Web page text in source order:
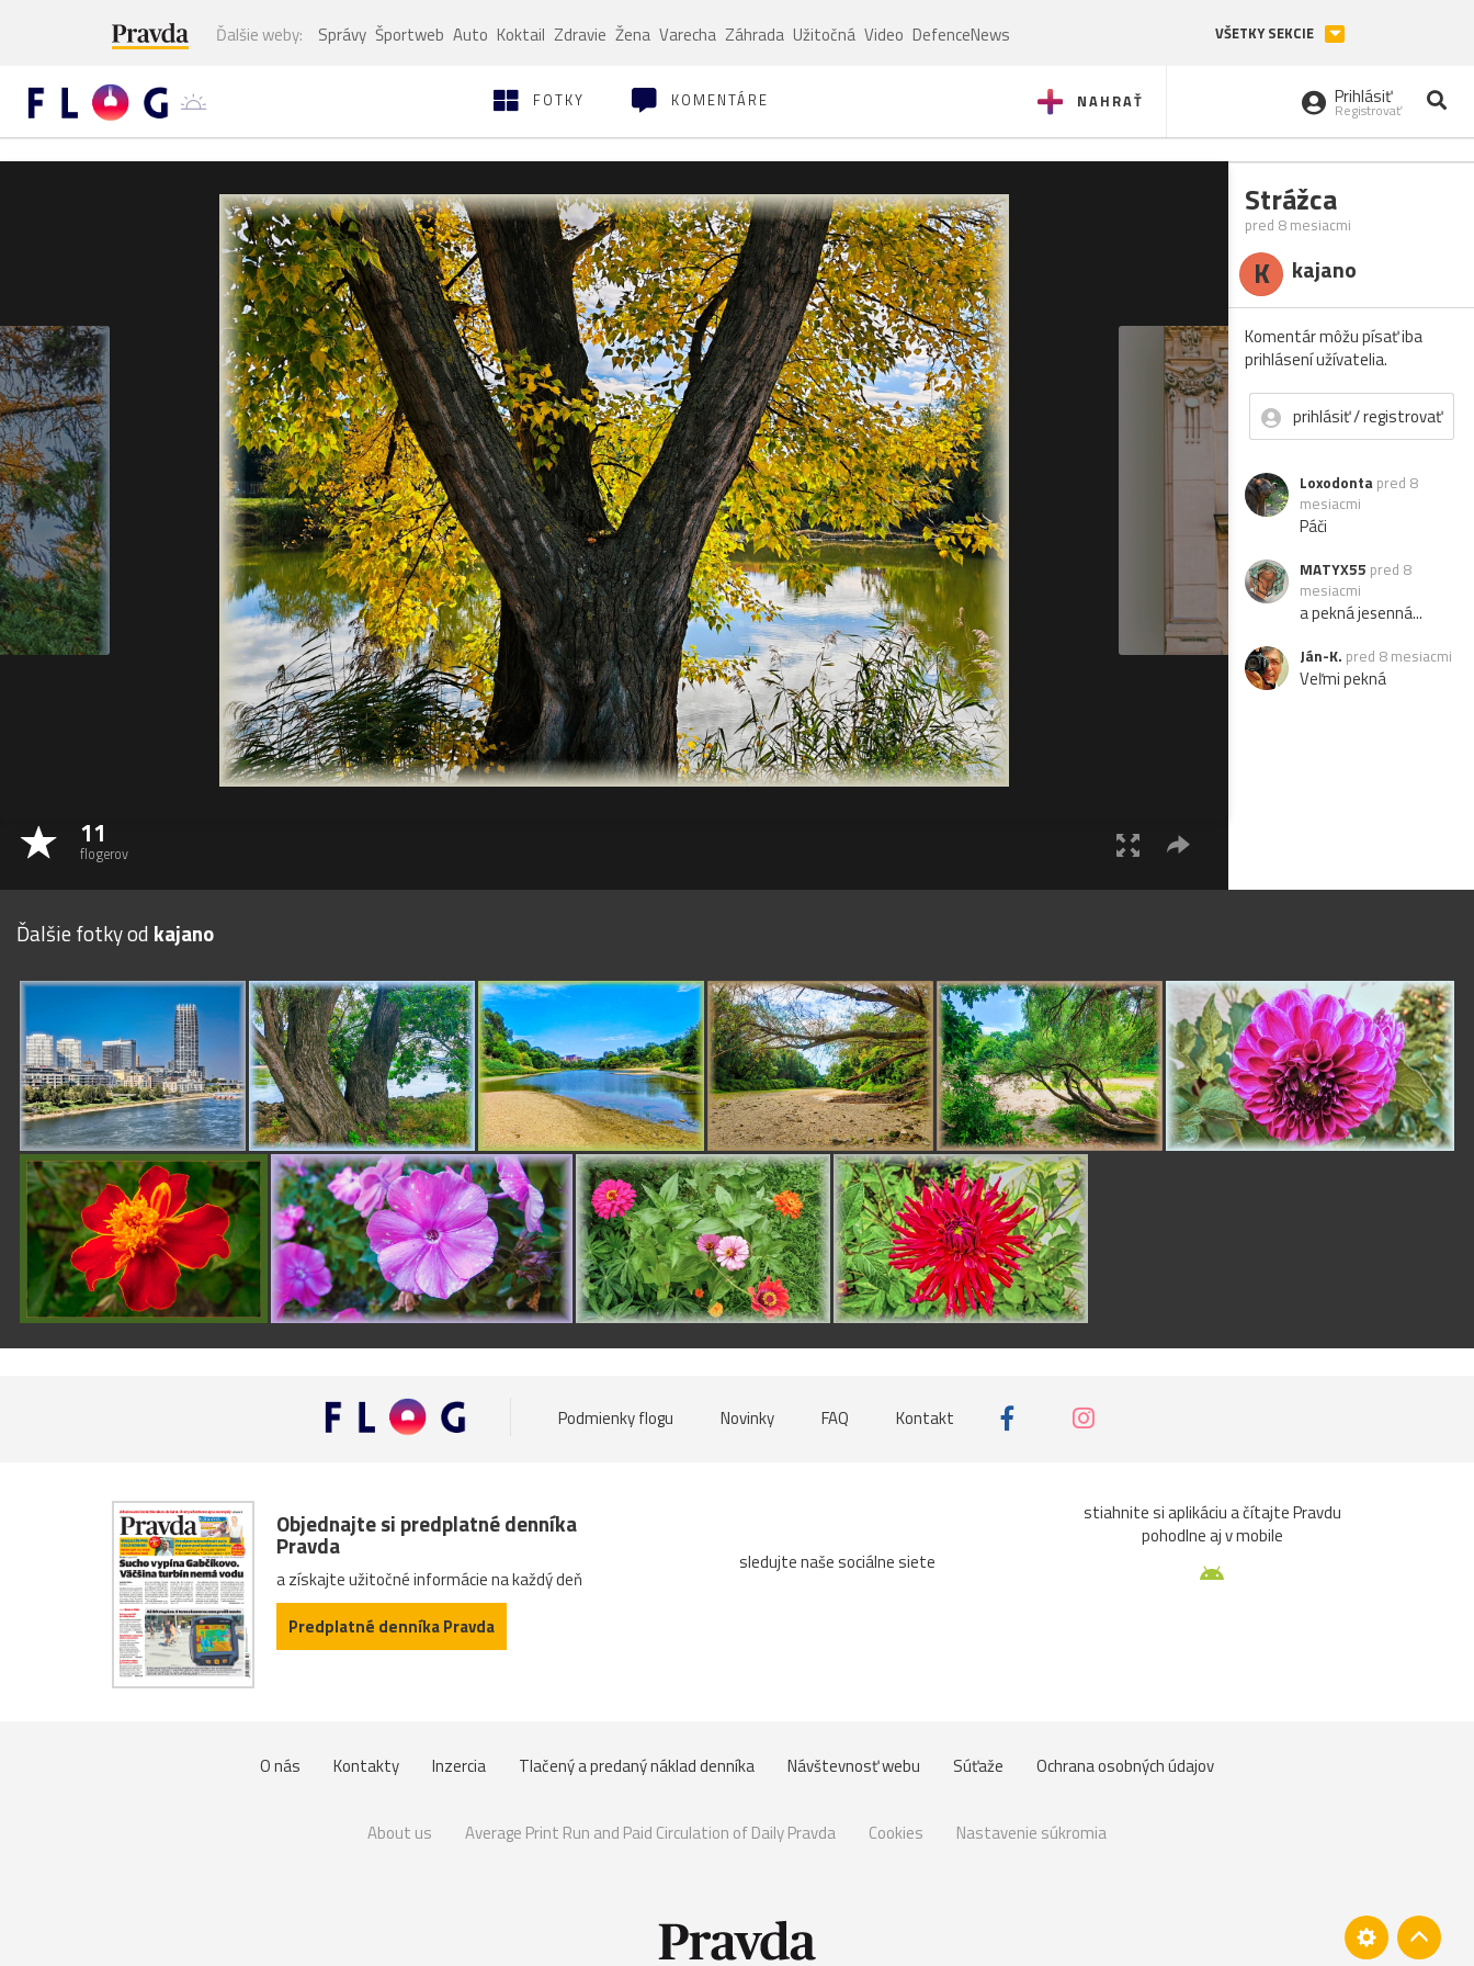
Ďalšie weby: Správy Športweb Auto Koktail Zdravie Žena Varecha Záhrada Užitočná Video DefenceNews VŠETKY SEKCIE
NAHRAŤ
FOTKY KOMENTÁRE Prihlásiť
Registrovať
11
flogerov
Strážca
pred 8 mesiacmi
K kajano
Komentár môžu písať iba
prihlásení užívatelia.
prihlásiť / registrovať
Loxodonta pred 8
mesiacmi
Páči
MATYX55 pred 8
mesiacmi
a pekná jesenná...
Ján-K. pred 8 mesiacmi
Veľmi pekná
Ďalšie fotky od kajano
Podmienky flogu Novinky FAQ Kontakt
Objednajte si predplatné denníka
Pravda
a získajte užitočné informácie na každý deň
Predplatné denníka Pravda
sledujte naše sociálne siete
stiahnite si aplikáciu a čítajte Pravdu
pohodlne aj v mobile
O nás Kontakty Inzercia Tlačený a predaný náklad denníka Návštevnosť webu Súťaže Ochrana osobných údajov
About us Average Print Run and Paid Circulation of Daily Pravda Cookies Nastavenie súkromia